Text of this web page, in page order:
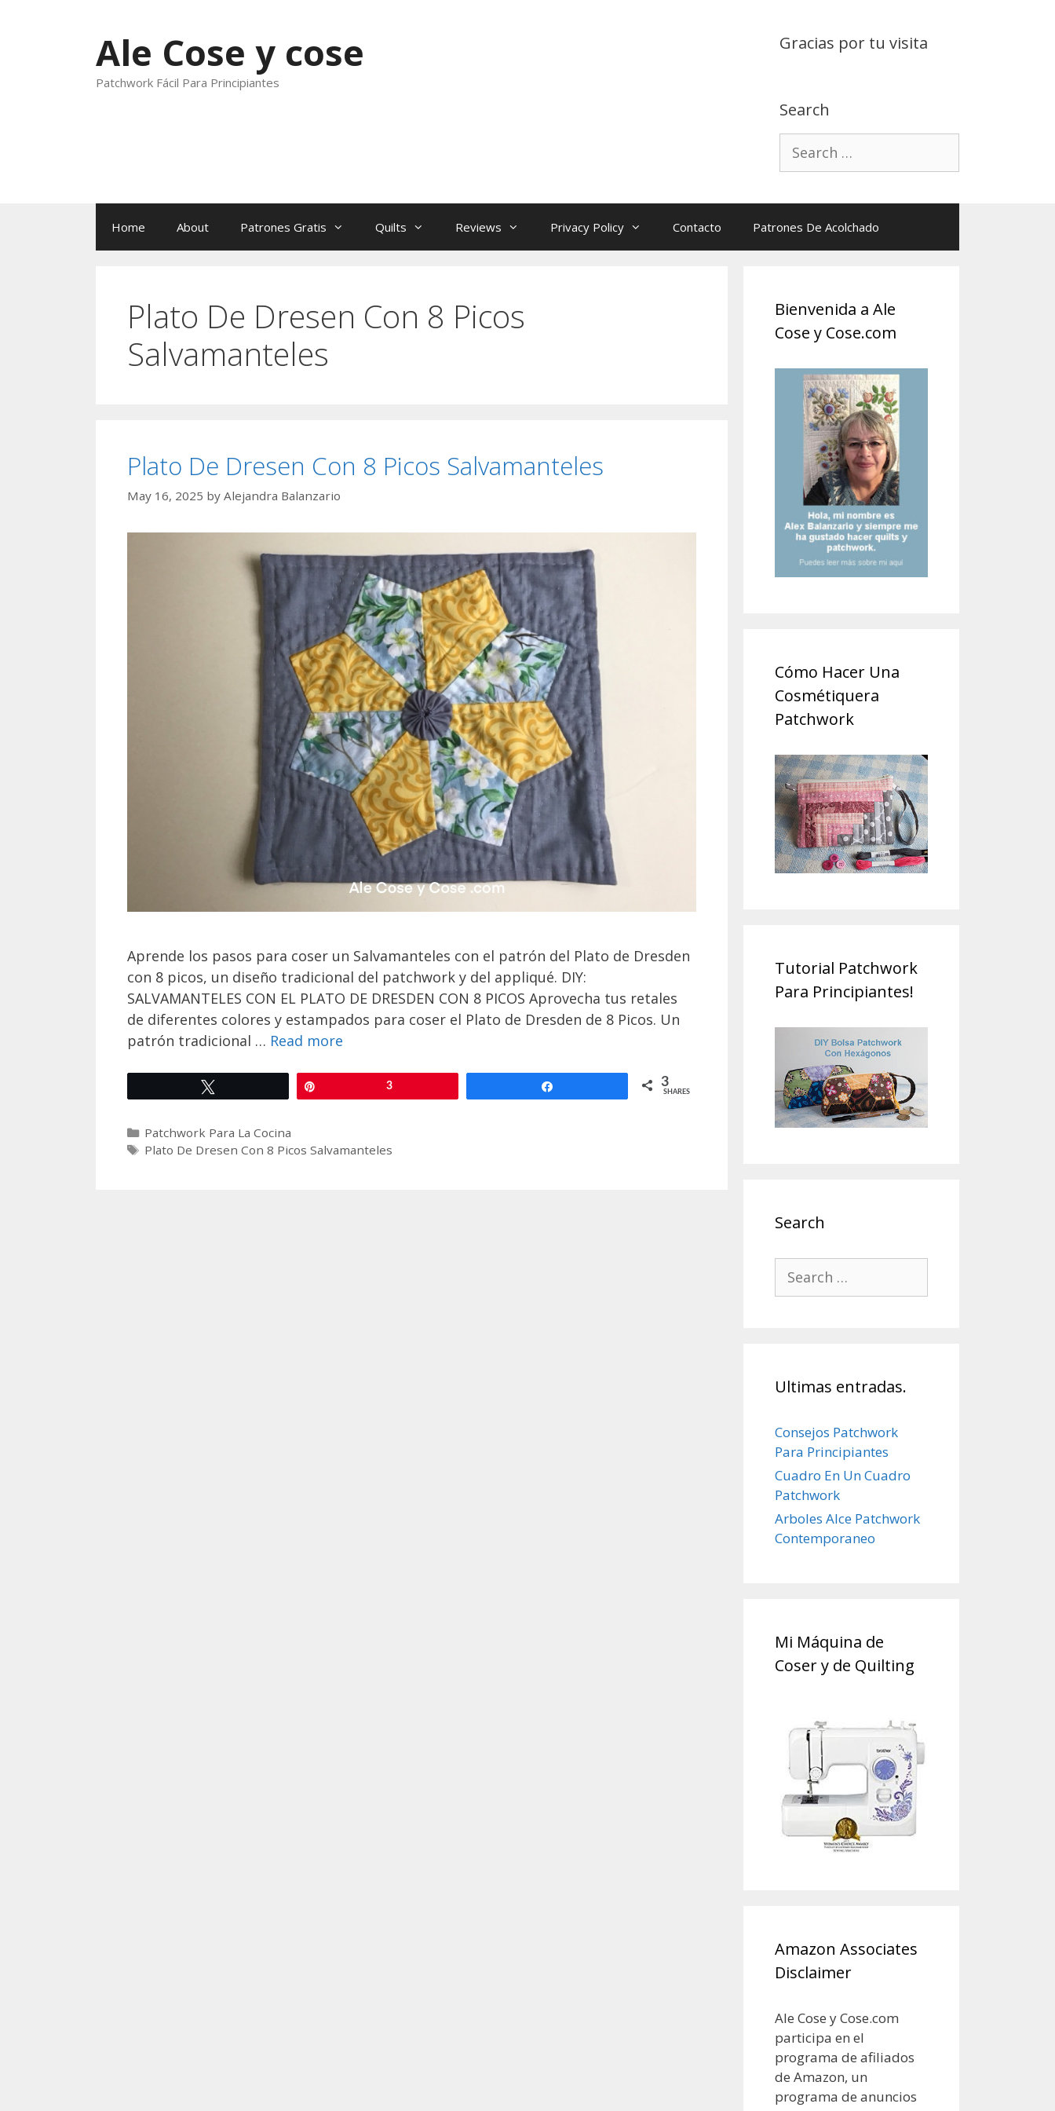
Gracias por tu visita
Search
Search
for:
Ale Cose y cose
Patchwork Fácil Para Principiantes
Home About Patrones Gratis Quilts Reviews Privacy Policy Contacto Patrones De Acolchado
Plato De Dresen Con 8 Picos
Salvamanteles
Plato De Dresen Con 8 Picos Salvamanteles
May 16, 2025 by Alejandra Balanzario
Aprende los pasos para coser un Salvamanteles con el patrón del Plato de Dresden
con 8 picos, un diseño tradicional del patchwork y del appliqué. DIY:
SALVAMANTELES CON EL PLATO DE DRESDEN CON 8 PICOS Aprovecha tus retales
de diferentes colores y estampados para coser el Plato de Dresden de 8 Picos. Un
patrón tradicional … Read more
3 3
SHARES
Categories
Patchwork Para La Cocina
Tags
Plato De Dresen Con 8 Picos Salvamanteles
Bienvenida a Ale
Cose y Cose.com
Cómo Hacer Una
Cosmétiquera
Patchwork
Tutorial Patchwork
Para Principiantes!
Search
for:
Ultimas entradas.
Consejos Patchwork
Para Principiantes
Cuadro En Un Cuadro
Patchwork
Arboles Alce Patchwork
Contemporaneo
Mi Máquina de
Coser y de Quilting
Amazon Associates
Disclaimer
Ale Cose y Cose.com
participa en el
programa de afiliados
de Amazon, un
programa de anuncios